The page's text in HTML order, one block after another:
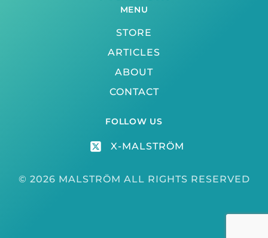
MENU
STORE
ARTICLES
ABOUT
CONTACT
FOLLOW US
X-MALSTRÖM
© 2026 MALSTRÖM ALL RIGHTS RESERVED